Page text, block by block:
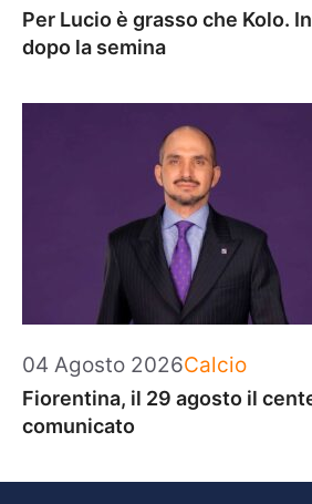
Per Lucio è grasso che Kolo.
dopo la semina
04 Agosto 2026Categorie
Calcio
Fiorentina, il 29 agosto il
comunicato